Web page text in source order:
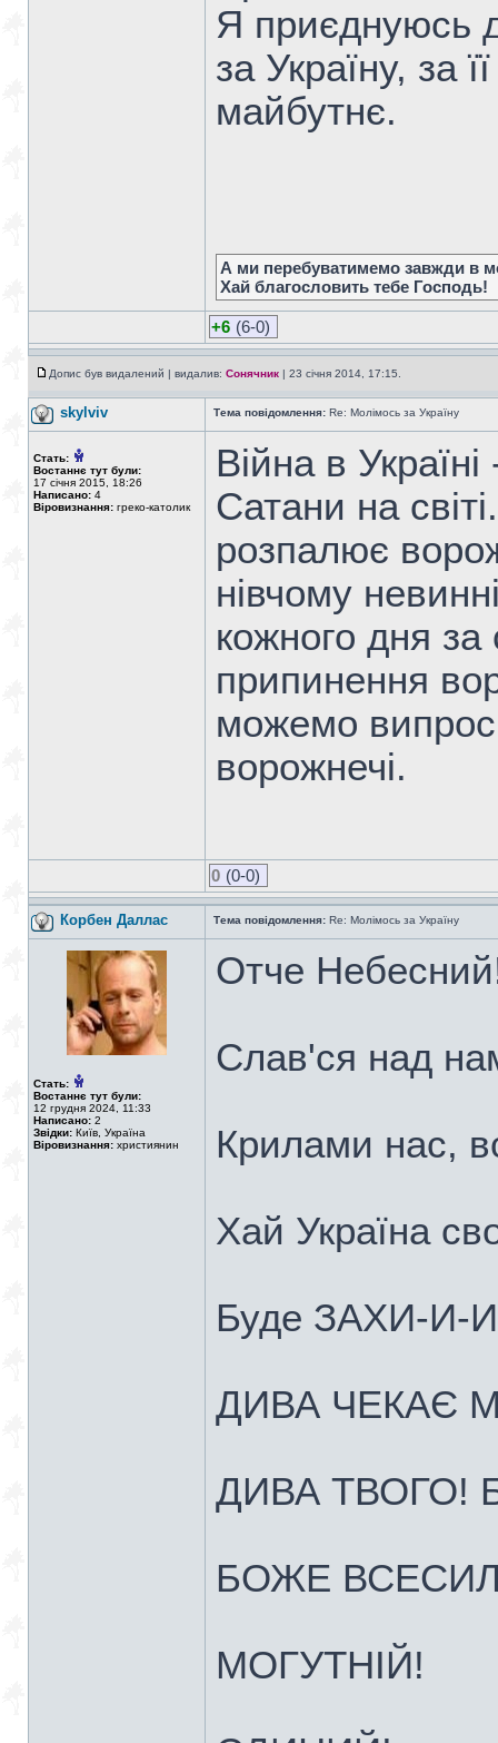
Я приєднуюсь
за Україну, за
майбутнє.
А ми перебуватимемо завжди в
Хай благословить тебе Господь!
+6 (6-0)
Допис був видалений | видалив: Сонячник | 23 січня 2014, 17:15.
skylviv Тема повідомлення: Re: Молімось за Україну
Стать:
Востаннє тут були:
17 січня 2015, 18:26
Написано: 4
Віровизнання: греко-католик
Війна в
Сатани на
розпалює
нівчому
кожного дня
припинення
можемо
ворожнечі.
0 (0-0)
Корбен Даллас Тема повідомлення: Re: Молімось за Україну
Стать:
Востаннє тут були:
12 грудня 2024, 11:33
Написано: 2
Звідки: Київ, Україна
Віровизнання: християнин
Отче
Слав'ся над
Крилами нас,
Хай Україна
Буде ЗАХИ-
ДИВА ЧЕКАЄ
ДИВА ТВОГО!
БОЖЕ
МОГУТНІЙ!